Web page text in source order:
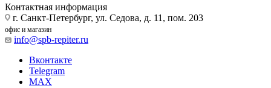
Контактная информация
г. Санкт-Петербург, ул. Седова, д. 11, пом. 203
офис и магазин
info@spb-repiter.ru
Вконтакте
Telegram
MAX